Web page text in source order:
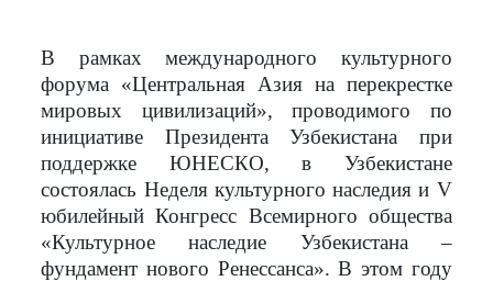
В рамках международного культурного
форума «Центральная Азия на перекрестке
мировых цивилизаций», проводимого по
инициативе Президента Узбекистана при
поддержке ЮНЕСКО, в Узбекистане
состоялась Неделя культурного наследия и V
юбилейный Конгресс Всемирного общества
«Культурное наследие Узбекистана –
фундамент нового Ренессанса». В этом году